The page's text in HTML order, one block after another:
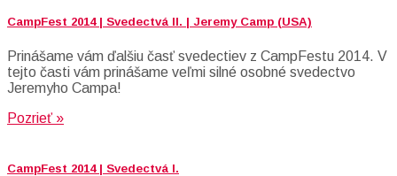
CampFest 2014 | Svedectvá II. | Jeremy Camp (USA)
Prinášame vám ďalšiu časť svedectiev z CampFestu 2014. V
tejto časti vám prinášame veľmi silné osobné svedectvo
Jeremyho Campa!
Pozrieť »
CampFest 2014 | Svedectvá I.